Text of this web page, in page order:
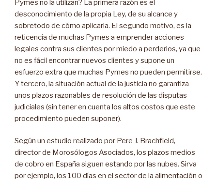
Pymes no la utilizan? La primera razón es el
desconocimiento de la propia Ley, de su alcance y
sobretodo de cómo aplicarla. El segundo motivo, es la
reticencia de muchas Pymes a emprender acciones
legales contra sus clientes por miedo a perderlos, ya que
no es fácil encontrar nuevos clientes y supone un
esfuerzo extra que muchas Pymes no pueden permitirse.
Y tercero, la situación actual de la justicia no garantiza
unos plazos razonables de resolución de las disputas
judiciales (sin tener en cuenta los altos costos que este
procedimiento pueden suponer).
Según un estudio realizado por Pere J. Brachfield,
director de Morosólogos Asociados, los plazos medios
de cobro en España siguen estando por las nubes. Sirva
por ejemplo, los 100 días en el sector de la alimentación o